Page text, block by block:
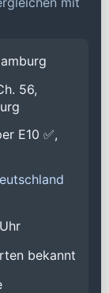
56,
E10 ✅,
bekannt